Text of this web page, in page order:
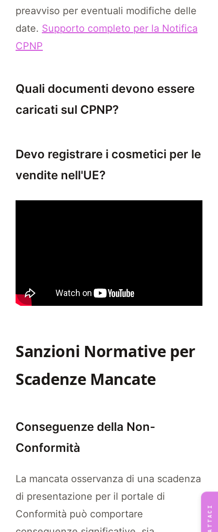
preavviso per eventuali modifiche delle
date. Supporto completo per la Notifica
CPNP
Quali documenti devono essere
caricati sul CPNP?
Devo registrare i cosmetici per le
vendite nell'UE?
Sanzioni Normative per
Scadenze Mancate
Conseguenze della Non-
Conformità
La mancata osservanza di una scadenza
di presentazione per il portale di
Conformità può comportare